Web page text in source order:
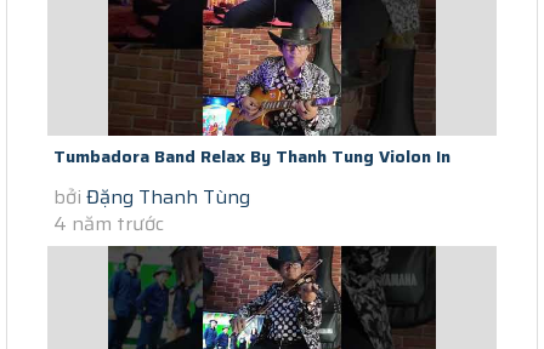
Tumbadora Band Relax By Thanh Tung Violon In
Saigon Social Distance Summer...
bởi Đặng Thanh Tùng
4 năm trước